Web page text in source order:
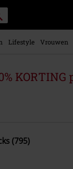
Lifestyle Vrouwen
KORTING
(795)